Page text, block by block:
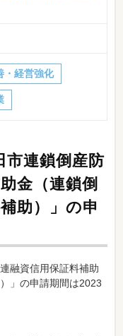
・経営強化
市連鎖倒産防
金（連鎖倒
助）」の申
融資信用保証料補助
」の申請期間は2023